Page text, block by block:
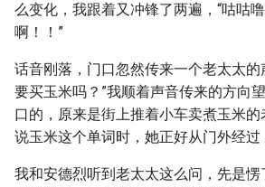
么变化，我跟着又冲锋了两遍，“咕咕
啊！！”
话音刚落，门口忽然传来一个老太太的
要买玉米吗？”我顺着声音传来的方向
口的，原来是街上推着小车卖煮玉米
说玉米这个单词时，她正好从门外经过
我和安德烈听到老太太这么问，先是